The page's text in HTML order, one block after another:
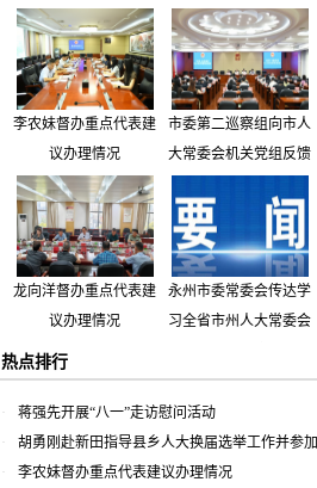
加市人大代表小组主题
活动
李农妹督办重点代表建
议办理情况
市委第二巡察组向市人
大常委会机关党组反馈
龙向洋督办重点代表建
议办理情况
永州市委常委会传达学
习全省市州人大常委会
关精神 专题听取省人
大常委会执法检查组到
永州开展大气污染防治
相关法律法规执法检查
热点排行
蒋强先开展“八一”走访慰问活动
胡勇刚赴新田指导县乡人大换届选举工作并参加
市人大代表小组主题活动
李农妹督办重点代表建议办理情况